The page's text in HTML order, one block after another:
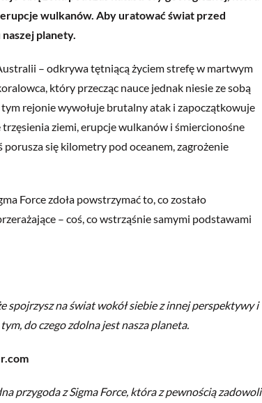
wulkanów. Aby uratować świat przed
planety.
– odkrywa tętniącą życiem strefę w martwym
który przecząc nauce jednak niesie ze sobą
rejonie wywołuje brutalny atak i zapoczątkowuje
ziemi, erupcje wulkanów i śmiercionośne
się kilometry pod oceanem, zagrożenie
Force zdoła powstrzymać to, co zostało
– coś, co wstrząśnie samymi podstawami
spojrzysz na świat wokół siebie z innej perspektywy i
do czego zdolna jest nasza planeta.
przygoda z Sigma Force, która z pewnością zadowoli